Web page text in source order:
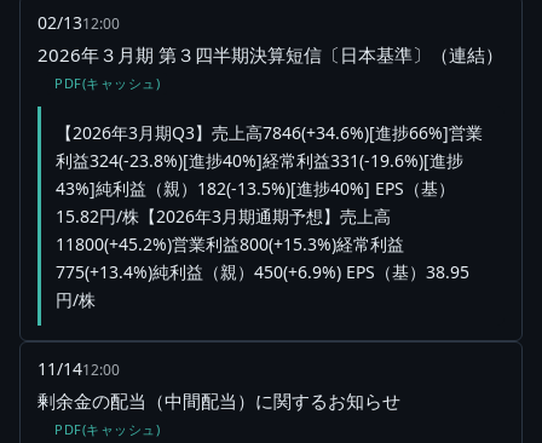
02/1312:00
2026年３月期 第３四半期決算短信〔日本基準〕（連結）
PDF(キャッシュ)
【2026年3月期Q3】売上高7846(+34.6%)[進捗66%]営業
利益324(-23.8%)[進捗40%]経常利益331(-19.6%)[進捗
43%]純利益（親）182(-13.5%)[進捗40%] EPS（基）
15.82円/株【2026年3月期通期予想】売上高
11800(+45.2%)営業利益800(+15.3%)経常利益
775(+13.4%)純利益（親）450(+6.9%) EPS（基）38.95
円/株
11/1412:00
剰余金の配当（中間配当）に関するお知らせ
PDF(キャッシュ)